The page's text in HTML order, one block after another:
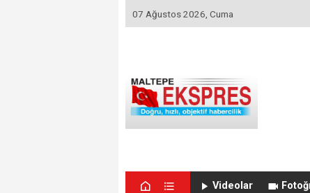
07 Ağustos 2026, Cuma
Videolar